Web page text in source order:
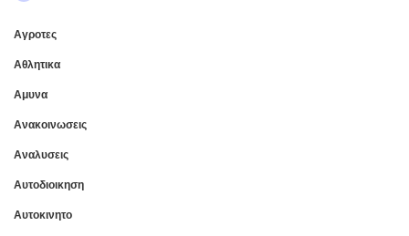
Αγροτες
Αθλητικα
Αμυνα
Ανακοινωσεις
Αναλυσεις
Αυτοδιοικηση
Αυτοκινητο